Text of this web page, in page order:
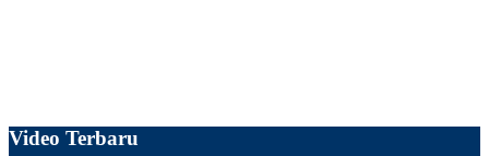
Video Terbaru